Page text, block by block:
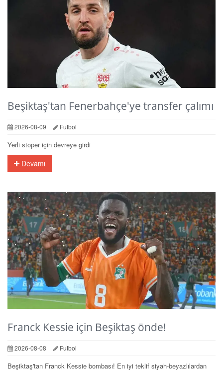
Beşiktaş'tan Fenerbahçe'ye transfer çalımı
2026-08-09 Futbol
Yerli stoper için devreye girdi
Devamı
Franck Kessie için Beşiktaş önde!
2026-08-08 Futbol
Beşiktaş'tan Franck Kessie bombası! En iyi teklif siyah-beyazlılardan